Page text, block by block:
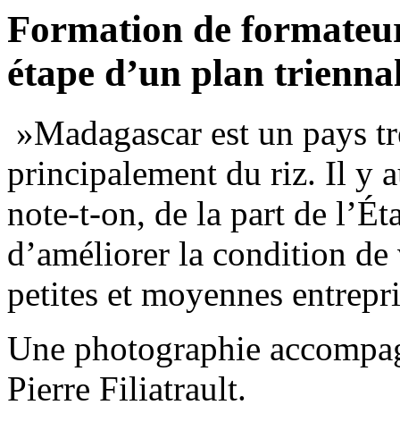
Formation de
étape d’un plan
»Madagascar est un pays
principalement du riz. Il y
note-t-on, de la part de
d’améliorer la condition
petites et moyennes
Une photographie
Pierre Filiatrault.